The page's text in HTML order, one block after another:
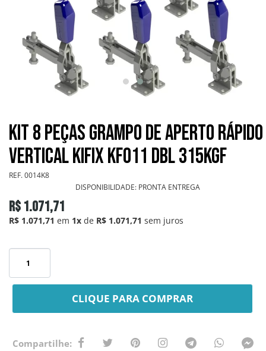
GRAMPOS SARGENTOS
GRAMPOS TENSORES
GRAMPOS TORPEDOS
OUTROS
PONTEIRAS
INFORMAÇÕES
Kit 8 Peças Grampo de Aperto Rápido
Vertical KIFIX KF011 DBL 315Kgf
REF.0014K8
DISPONIBILIDADE:PRONTA ENTREGA
R$ 1.071,71
R$ 1.071,71 em 1x de R$ 1.071,71 sem juros
CLIQUE PARA COMPRAR